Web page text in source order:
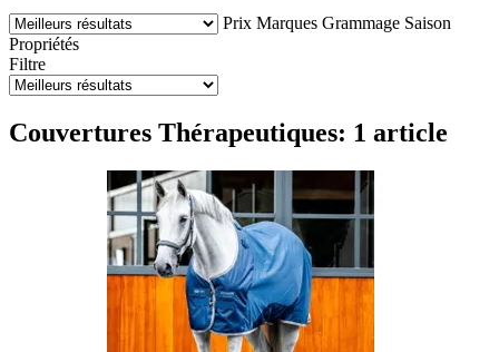
Prix Marques Grammage Saison
Propriétés
Filtre
Couvertures Thérapeutiques: 1 article